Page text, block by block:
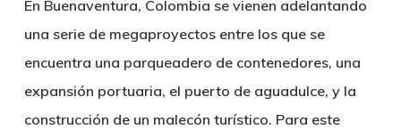
En Buenaventura, Colombia se vienen adelantando
una serie de megaproyectos entre los que se
encuentra una parqueadero de contenedores, una
expansión portuaria, el puerto de aguadulce, y la
construcción de un malecón turístico. Para este